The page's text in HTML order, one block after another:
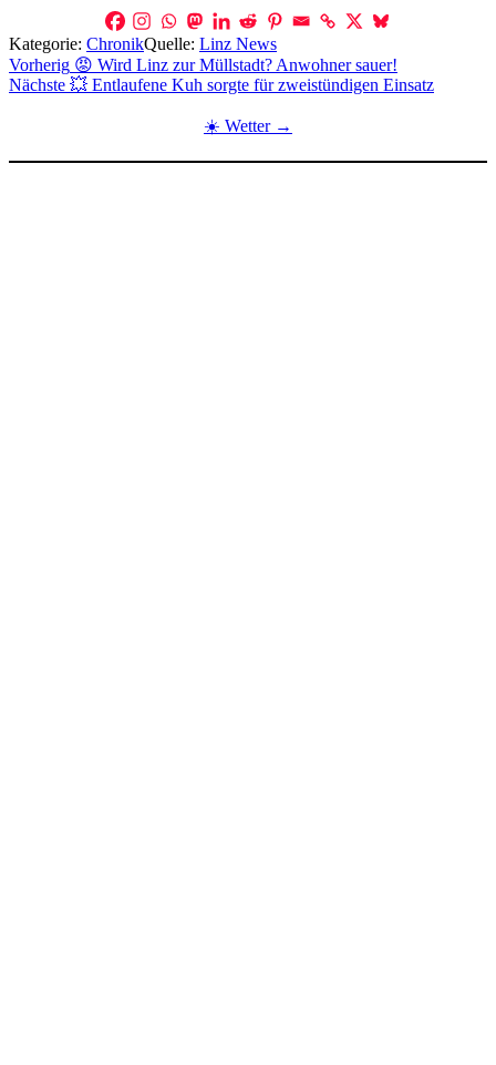
Kategorie: ChronikQuelle: Linz News
Beitragsnavigation
Vorherig 😡 Wird Linz zur Müllstadt? Anwohner sauer!
Nächste 💥 Entlaufene Kuh sorgte für zweistündigen Einsatz
☀️ Wetter →